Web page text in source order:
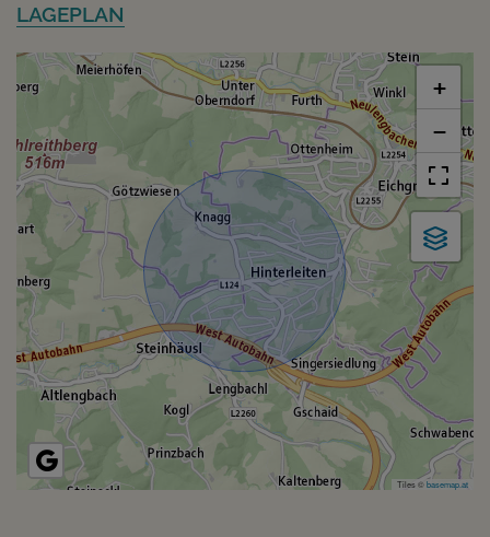
LAGEPLAN
+
−
Tiles ©basemap.at